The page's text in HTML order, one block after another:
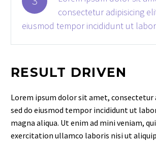
consectetur adipisicing
eiusmod tempor incididunt ut
RESULT DRIVEN
Lorem ipsum dolor sit amet,
sed do eiusmod tempor incididunt ut
magna aliqua. Ut enim ad mini veniam,
exercitation ullamco laboris nisi ut